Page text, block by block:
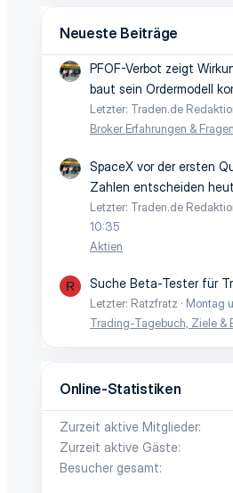
Neueste Beiträge
PFOF-Verbot zeigt
baut sein Ordermodell
Letzter: Traden.de
Broker Erfahrungen & Fragen
SpaceX vor der ersten
Zahlen entscheiden
Letzter: Traden.de
10:35
Aktien
R Suche Beta-Tester für
Letzter: Ratzfratz
Montag
Trading-Tagebuch, Ziele &
Online-Statistiken
Zurzeit aktive Mitglieder
Zurzeit aktive Gäste
Besucher gesamt